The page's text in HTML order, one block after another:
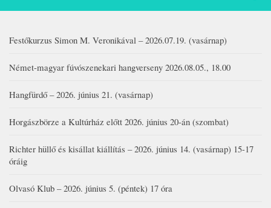
Festőkurzus Simon M. Veronikával – 2026.07.19. (vasárnap)
Német-magyar fúvószenekari hangverseny 2026.08.05., 18.00
Hangfürdő – 2026. június 21. (vasárnap)
Horgászbörze a Kultúrház előtt 2026. június 20-án (szombat)
Richter hüllő és kisállat kiállítás – 2026. június 14. (vasárnap) 15-17
óráig
Olvasó Klub – 2026. június 5. (péntek) 17 óra